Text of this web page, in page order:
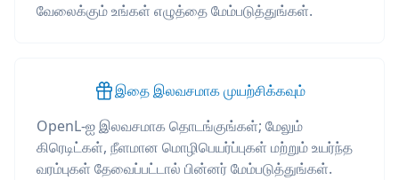
வேலைக்கும் உங்கள் எழுத்தை மேம்படுத்துங்கள்.
இதை இலவசமாக முயற்சிக்கவும்
OpenL-ஐ இலவசமாக தொடங்குங்கள்; மேலும்
கிரெடிட்கள், நீளமான மொழிபெயர்ப்புகள் மற்றும் உயர்ந்த
வரம்புகள் தேவைப்பட்டால் பின்னர் மேம்படுத்துங்கள்.